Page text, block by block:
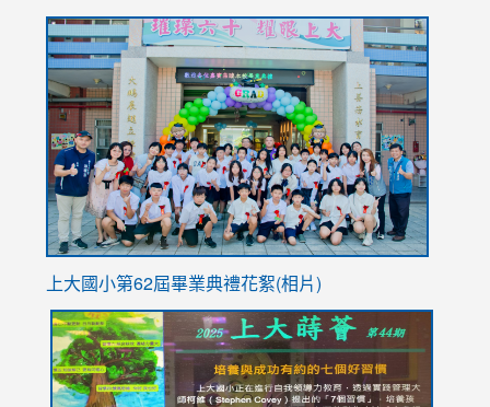
https://sites.google.com/stes.tyc.edu.tw/
上大國小第62屆畢業典禮花絮(相片)
link
to
https://drive.google.com/file/d/1I-
link
to
https://sites.google.com/stes.tyc.edu.tw/